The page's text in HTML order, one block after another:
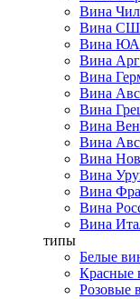
Вина
Вина
Вина
Вина
Вина
Вина
Вина
Вина
Вина
Вина
Вина
Вина
Вина
Вина
типы
Белые
Красные
Розовые